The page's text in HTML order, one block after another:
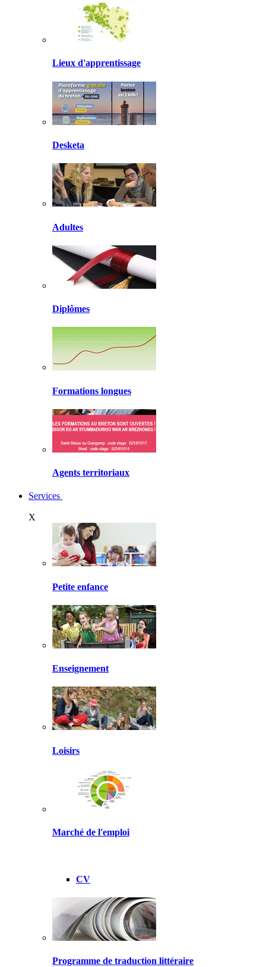
Lieux d'apprentissage
Desketa
Adultes
Diplômes
Formations longues
Agents territoriaux
Services
X
Petite enfance
Enseignement
Loisirs
Marché de l'emploi
CV
Programme de traduction littéraire